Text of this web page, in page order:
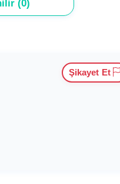
(0)
Şikayet Et